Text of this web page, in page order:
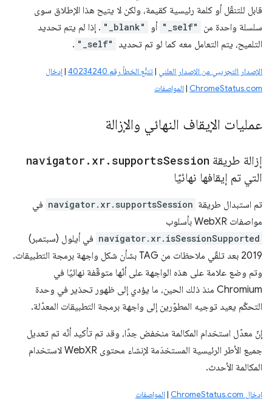
قابل للتنقّل أو كلمة رئيسية كقيمة، ولكن لا يتيح هذا الإطلاق سوى
سلسلة واحدة من
"_self" أو "_blank" . إذا لم يتم تحديد
التلميح، يتم التعامل معه كما لو تم تحديد
"_self"
.
الإصدار التجريبي من الإصدار العلني |تتبُّع الخطأ رقم 40234240 |إدخال
ChromeStatus.com
|المواصفات
عمليات الإيقاف النهائي والإزالة
إزالة طريقة navigator . xr . supportsSession
التي تم إيقافها نهائيًا
تم استبدال طريقة navigator.xr.supportsSession في
مواصفات WebXR بأسلوب
navigator.xr.isSessionSupported في أيلول (سبتمبر)
2019 بعد تلقّي ملاحظات من TAG بشأن شكل واجهة برمجة التطبيقات.
وتم وضع علامة على هذه الواجهة على أنّها متوقّفة نهائيًا في
Chromium منذ ذلك الحين، ما يؤدي إلى ظهور تحذير في وحدة
التحكّم يعيد توجيه المطوّرين إلى واجهة برمجة التطبيقات المعدّلة.
إنّ معدّل استخدام المكالمة منخفض جدًا، وقد تم تأكيد أنّه تم تعديل
جميع الأطر الرئيسية المستخدَمة لإنشاء محتوى WebXR لاستخدام
المكالمة الأحدث.
إدخال ChromeStatus.com |المواصفات